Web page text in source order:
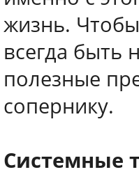
жизнь.
всегда быть
полезные
сопернику.
Системные